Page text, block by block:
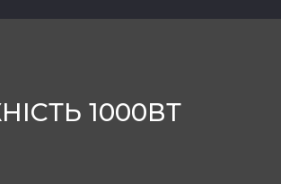
1000ВТ